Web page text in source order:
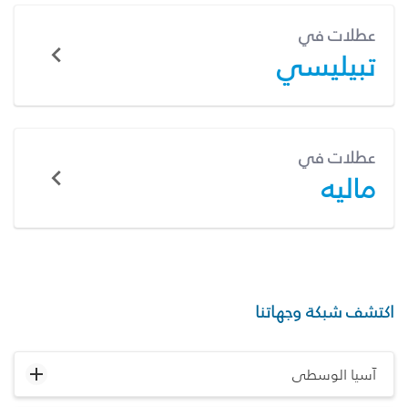
عطلات في
تبيليسي
عطلات في
ماليه
اكتشف شبكة وجهاتنا
آسيا الوسطى